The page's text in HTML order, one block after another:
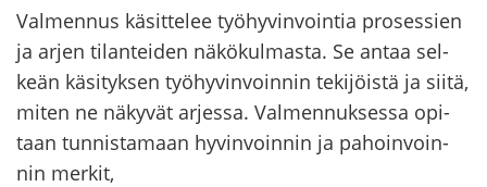
Val­men­nus kä­sit­te­lee työ­hy­vin­voin­tia pro­ses­sien
ja arjen ti­lan­tei­den nä­kö­kul­mas­ta. Se antaa sel­
keän kä­si­tyk­sen työ­hy­vin­voin­nin te­ki­jöis­tä ja siitä,
miten ne nä­ky­vät ar­jes­sa. Val­men­nuk­ses­sa opi­
taan tun­nis­ta­maan hy­vin­voin­nin ja pa­hoin­voin­
nin mer­kit,